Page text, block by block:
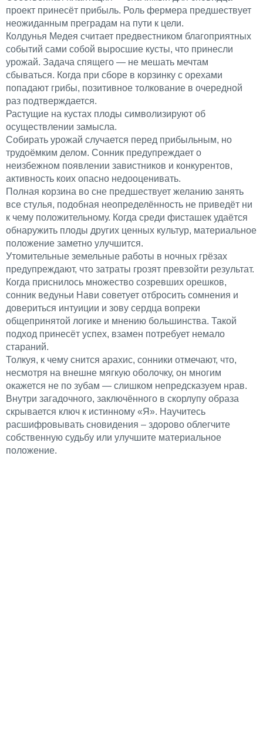
проект принесёт прибыль. Роль фермера предшествует
неожиданным преградам на пути к цели.
Колдунья Медея считает предвестником благоприятных
событий сами собой выросшие кусты, что принесли
урожай. Задача спящего — не мешать мечтам
сбываться. Когда при сборе в корзинку с орехами
попадают грибы, позитивное толкование в очередной
раз подтверждается.
Растущие на кустах плоды символизируют об
осуществлении замысла.
Собирать урожай случается перед прибыльным, но
трудоёмким делом. Сонник предупреждает о
неизбежном появлении завистников и конкурентов,
активность коих опасно недооценивать.
Полная корзина во сне предшествует желанию занять
все стулья, подобная неопределённость не приведёт ни
к чему положительному. Когда среди фисташек удаётся
обнаружить плоды других ценных культур, материальное
положение заметно улучшится.
Утомительные земельные работы в ночных грёзах
предупреждают, что затраты грозят превзойти результат.
Когда приснилось множество созревших орешков,
сонник ведуньи Нави советует отбросить сомнения и
довериться интуиции и зову сердца вопреки
общепринятой логике и мнению большинства. Такой
подход принесёт успех, взамен потребует немало
стараний.
Толкуя, к чему снится арахис, сонники отмечают, что,
несмотря на внешне мягкую оболочку, он многим
окажется не по зубам — слишком непредсказуем нрав.
Внутри загадочного, заключённого в скорлупу образа
скрывается ключ к истинному «Я». Научитесь
расшифровывать сновидения – здорово облегчите
собственную судьбу или улучшите материальное
положение.